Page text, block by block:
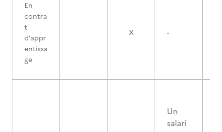
En
contra
t
d’appr
entissa
ge
X -
Un
salari